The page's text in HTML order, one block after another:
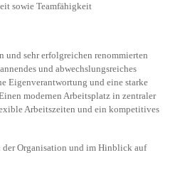
sowie Teamfähigkeit
und sehr erfolgreichen renommierten
und abwechslungsreiches
Eigenverantwortung und eine starke
modernen Arbeitsplatz in zentraler
Arbeitszeiten und ein kompetitives
Organisation und im Hinblick auf